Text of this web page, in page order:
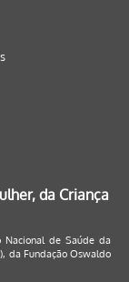
da Criança
de Saúde da
da Fundação Oswaldo